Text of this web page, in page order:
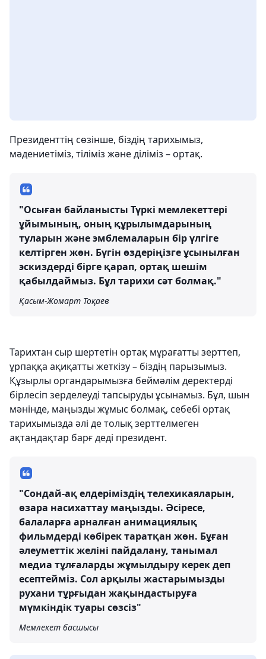
Президенттің сөзінше, біздің тарихымыз,
мәдениетіміз, тіліміз және діліміз – ортақ.
"Осыған байланысты Түркі мемлекеттері
ұйымының, оның құрылымдарының
туларын және эмблемаларын бір үлгіге
келтірген жөн. Бүгін өздеріңізге ұсынылған
эскиздерді бірге қарап, ортақ шешім
қабылдаймыз. Бұл тарихи сәт болмақ."
Қасым-Жомарт Тоқаев
Тарихтан сыр шертетін ортақ мұрағатты зерттеп,
ұрпаққа ақиқатты жеткізу – біздің парызымыз.
Құзырлы органдарымызға беймәлім деректерді
бірлесіп зерделеуді тапсыруды ұсынамыз. Бұл, шын
мәнінде, маңызды жұмыс болмақ, себебі ортақ
тарихымызда әлі де толық зерттелмеген
ақтаңдақтар барғ деді президент.
"Сондай-ақ елдеріміздің телехикаяларын,
өзара насихаттау маңызды. Әсіресе,
балаларға арналған анимациялық
фильмдерді көбірек таратқан жөн. Бұған
әлеуметтік желіні пайдалану, танымал
медиа тұлғаларды жұмылдыру керек деп
есептейміз. Сол арқылы жастарымызды
рухани тұрғыдан жақындастыруға
мүмкіндік туары сөзсіз"
Мемлекет басшысы